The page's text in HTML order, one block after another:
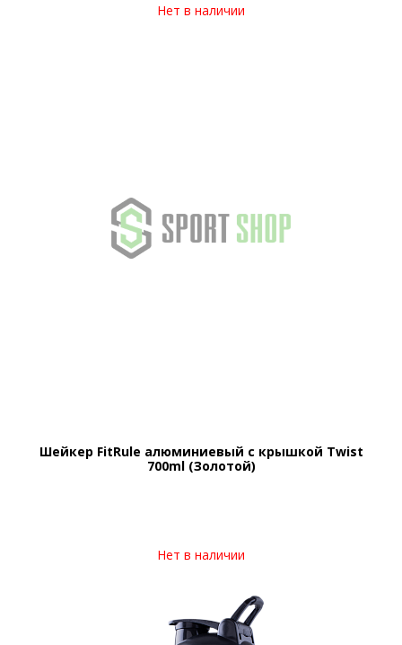
Нет в наличии
Шейкер FitRule алюминиевый с крышкой Twist
700ml (Золотой)
Нет в наличии